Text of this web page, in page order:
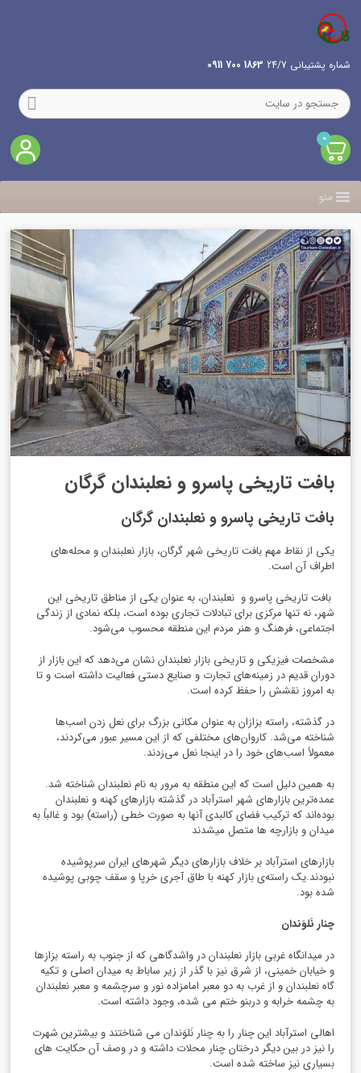
شماره پشتیبانی 24/7 1863 700 0911
0
منو
بافت تاریخی پاسرو و نعلبندان گرگان
بافت تاریخی پاسرو و نعلبندان گرگان
یکی از نقاط مهم بافت تاریخی شهر گرگان، بازار نعلبندان و محله‌های
اطراف آن است.
بافت تاریخی پاسرو و نعلبندان، به عنوان یکی از مناطق تاریخی این
شهر، نه تنها مرکزی برای تبادلات تجاری بوده است، بلکه نمادی از زندگی
اجتماعی، فرهنگ و هنر مردم این منطقه محسوب می‌شود.
مشخصات فیزیکی و تاریخی بازار نعلبندان نشان می‌دهد که این بازار از
دوران قدیم در زمینه‌های تجارت و صنایع دستی فعالیت داشته است و تا
به امروز نقشش را حفظ کرده است.
در گذشته، راسته بزازان به عنوان مکانی بزرگ برای نعل زدن اسب‌ها
شناخته می‌شد. کاروان‌های مختلفی که از این مسیر عبور می‌کردند،
معمولاً اسب‌های خود را در اینجا نعل می‌زدند.
به همین دلیل است که این منطقه به مرور به نام نعلبندان شناخته شد.
عمده‌ترین بازارهای شهر استرآباد در گذشته بازارهای کهنه و نعلبندان
بوده‌اند که ترکیب فضای کالبدی آنها به صورت خطی (راسته) بود و غالباً به
میدان و بازارچه ها متصل میشدند
بازارهای استرآباد بر خلاف بازارهای دیگر شهرهای ایران سرپوشیده
نبودند.یک راسته‌ی بازار کهنه با طاق آجری خرپا و سقف چوبی پوشیده
شده بود.
چنار نَلوَندان
در میدانگاه غربی بازار نعلبندان در واشدگاهی که از جنوب به راسته بزازها
و خیابان خمینی، از شرق نیز با گذر از زیر ساباط به میدان اصلی و تکیه
گاه نعلبندان و از غرب به دو معبر امامزاده نور و سرچشمه و معبر نعلبندان
به چشمه خرابه و دربنو ختم می شده، وجود داشته است.
اهالی استرآباد این چنار را به چنار نَلوَندان می شناختند و بیشترین شهرت
را نیز در بین دیگر درختان چنار محلات داشته و در وصف آن حکایت های
بسیاری نیز ساخته شده است.